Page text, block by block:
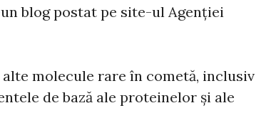
blog postat pe site-ul Agenției
molecule rare în cometă, inclusiv
de bază ale proteinelor și ale